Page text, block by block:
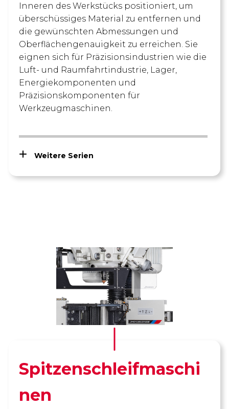
Inneren des Werkstücks positioniert, um
überschüssiges Material zu entfernen und
die gewünschten Abmessungen und
Oberflächengenauigkeit zu erreichen. Sie
eignen sich für Präzisionsindustrien wie die
Luft- und Raumfahrtindustrie, Lager,
Energiekomponenten und
Präzisionskomponenten für
Werkzeugmaschinen.
Weitere Serien
Spitzenschleifmaschi
nen